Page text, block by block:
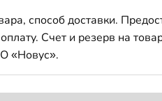
способ доставки.
Счет и резерв на
«Новус».